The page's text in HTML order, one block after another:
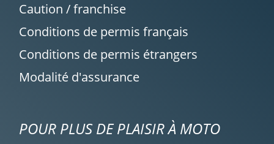
Caution / franchise
Conditions de permis français
Conditions de permis étrangers
Modalité d'assurance
POUR PLUS DE PLAISIR À MOTO